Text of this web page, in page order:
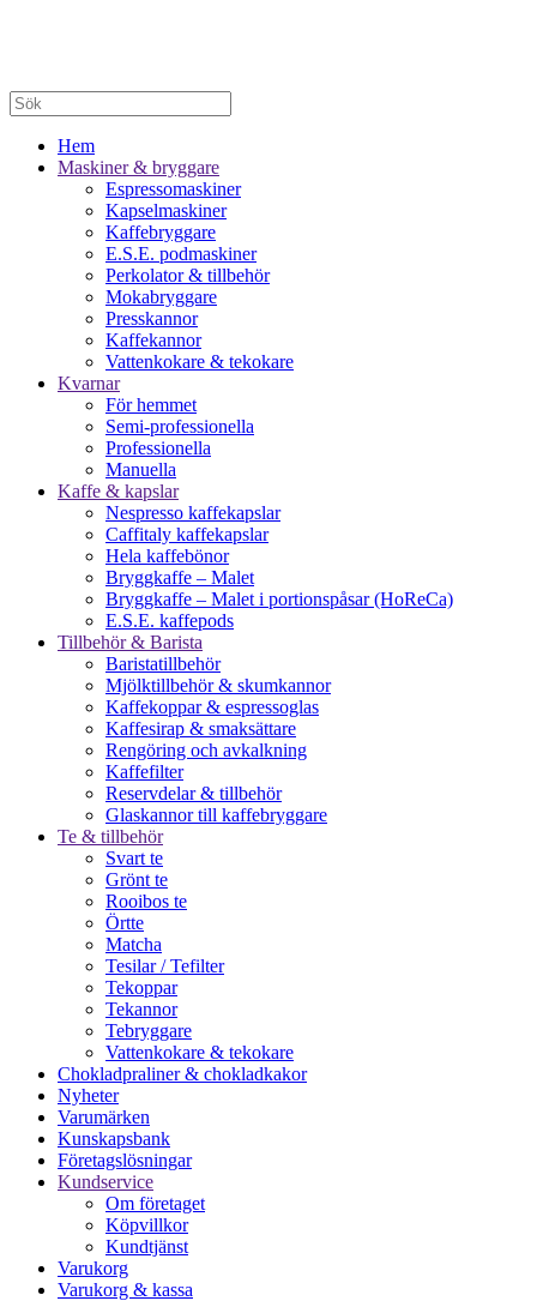
Hem
Maskiner & bryggare
Espressomaskiner
Kapselmaskiner
Kaffebryggare
E.S.E. podmaskiner
Perkolator & tillbehör
Mokabryggare
Presskannor
Kaffekannor
Vattenkokare & tekokare
Kvarnar
För hemmet
Semi-professionella
Professionella
Manuella
Kaffe & kapslar
Nespresso kaffekapslar
Caffitaly kaffekapslar
Hela kaffebönor
Bryggkaffe – Malet
Bryggkaffe – Malet i portionspåsar (HoReCa)
E.S.E. kaffepods
Tillbehör & Barista
Baristatillbehör
Mjölktillbehör & skumkannor
Kaffekoppar & espressoglas
Kaffesirap & smaksättare
Rengöring och avkalkning
Kaffefilter
Reservdelar & tillbehör
Glaskannor till kaffebryggare
Te & tillbehör
Svart te
Grönt te
Rooibos te
Örtte
Matcha
Tesilar / Tefilter
Tekoppar
Tekannor
Tebryggare
Vattenkokare & tekokare
Chokladpraliner & chokladkakor
Nyheter
Varumärken
Kunskapsbank
Företagslösningar
Kundservice
Om företaget
Köpvillkor
Kundtjänst
Varukorg
Varukorg & kassa